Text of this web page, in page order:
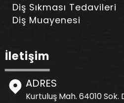
Diş Sıkması Tedavileri
Diş Muayenesi
İletişim
ADRES
Kurtuluş Mah. 64010